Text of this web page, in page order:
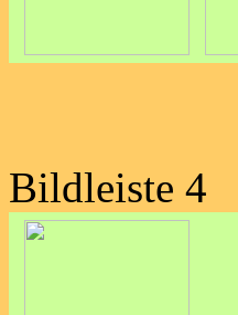
Bildleiste 4